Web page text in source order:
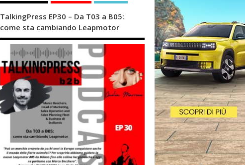
TalkingPress EP30 – Da T03 a B05:
come sta cambiando Leapmotor